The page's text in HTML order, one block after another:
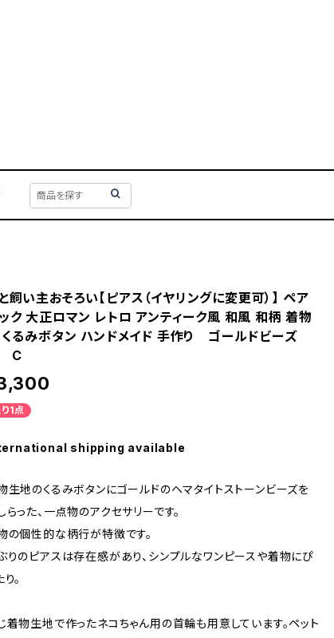
飼い主おそろい【ピアス（イヤリングに変更可）】 ペア
ク 大正ロマン レトロ アンティーク風 和風 和柄 着物
るみボタン ハンドメイド 手作り ゴールドビーズ
C
1点
shipping available
生地のくるみボタンにゴールドのヘマタイトストーンビーズを
らった、一点物のアクセサリーです。
の個性的な柄行が特徴です。
りのピアスは存在感があり、シンプルなワンピースや着物にぴ
。
着物生地で作ったネコちゃん用の首輪も用意しています。ペット